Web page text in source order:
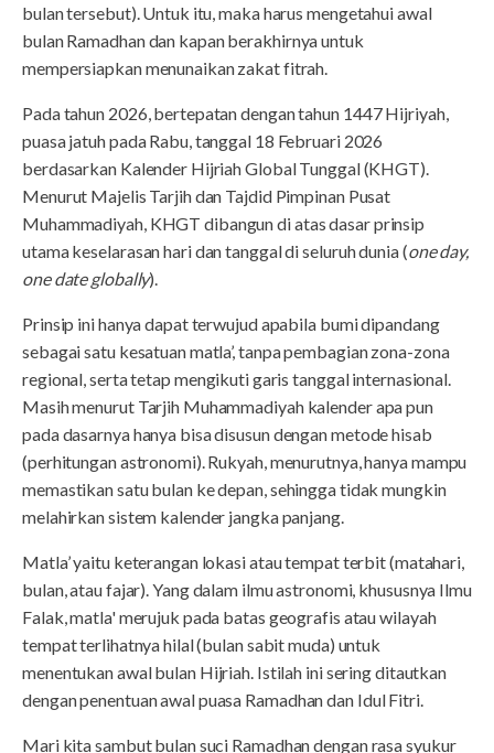
bulan tersebut). Untuk itu, maka harus mengetahui awal
bulan Ramadhan dan kapan berakhirnya untuk
mempersiapkan menunaikan zakat fitrah.
Pada tahun 2026, bertepatan dengan tahun 1447 Hijriyah,
puasa jatuh pada Rabu, tanggal 18 Februari 2026
berdasarkan Kalender Hijriah Global Tunggal (KHGT).
Menurut Majelis Tarjih dan Tajdid Pimpinan Pusat
Muhammadiyah, KHGT dibangun di atas dasar prinsip
utama keselarasan hari dan tanggal di seluruh dunia (one day,
one date globally).
Prinsip ini hanya dapat terwujud apabila bumi dipandang
sebagai satu kesatuan matla’, tanpa pembagian zona-zona
regional, serta tetap mengikuti garis tanggal internasional.
Masih menurut Tarjih Muhammadiyah kalender apa pun
pada dasarnya hanya bisa disusun dengan metode hisab
(perhitungan astronomi). Rukyah, menurutnya, hanya mampu
memastikan satu bulan ke depan, sehingga tidak mungkin
melahirkan sistem kalender jangka panjang.
Matla’ yaitu keterangan lokasi atau tempat terbit (matahari,
bulan, atau fajar). Yang dalam ilmu astronomi, khususnya Ilmu
Falak, matla' merujuk pada batas geografis atau wilayah
tempat terlihatnya hilal (bulan sabit muda) untuk
menentukan awal bulan Hijriah. Istilah ini sering ditautkan
dengan penentuan awal puasa Ramadhan dan Idul Fitri.
Mari kita sambut bulan suci Ramadhan dengan rasa syukur